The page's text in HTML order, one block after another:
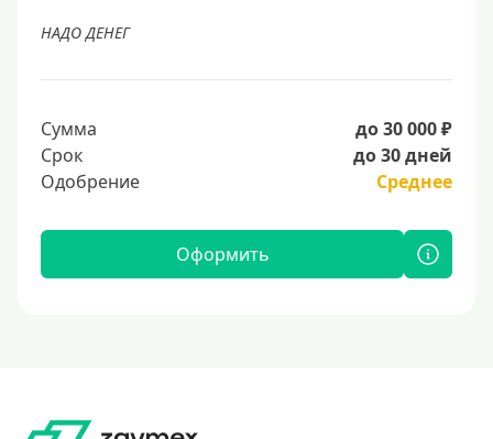
НАДО ДЕНЕГ
Сумма
до 30 000 ₽
Срок
до 30 дней
Одобрение
Среднее
Оформить